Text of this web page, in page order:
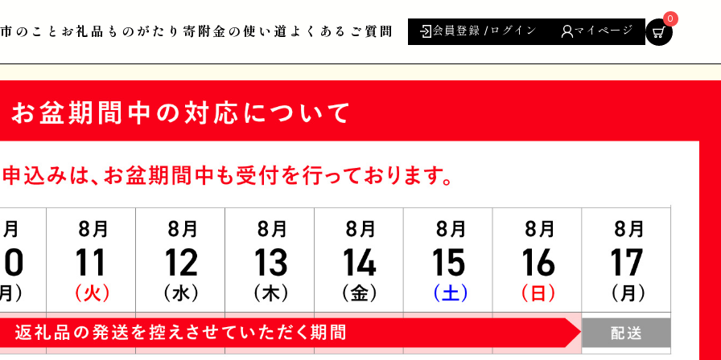
のこと お礼品ものがたり 寄附金の使い道 よくあるご質問 会員登録 /ログイン マイページ
0